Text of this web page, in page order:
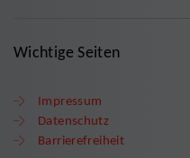
Wichtige Seiten
Impressum
Datenschutz
Barrierefreiheit